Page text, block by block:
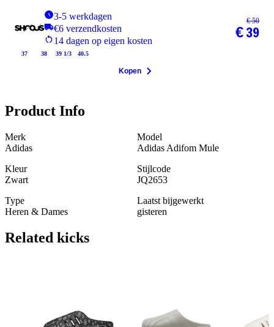
3-5 werkdagen
€6 verzendkosten
14 dagen op eigen kosten
37 38 39 1/3 40.5
€ 50
€ 39
Kopen
Product Info
Merk
Adidas
Model
Adidas Adifom Mule
Kleur
Zwart
Stijlcode
JQ2653
Type
Heren & Dames
Laatst bijgewerkt
gisteren
Related kicks